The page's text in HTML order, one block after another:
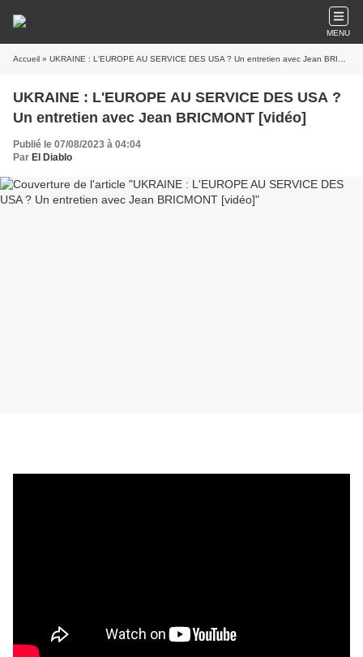
MENU
Accueil » UKRAINE : L'EUROPE AU SERVICE DES USA ? Un entretien avec Jean BRICMONT [vidéo]
UKRAINE : L'EUROPE AU SERVICE DES USA ?
Un entretien avec Jean BRICMONT [vidéo]
Publié le 07/08/2023 à 04:04
Par El Diablo